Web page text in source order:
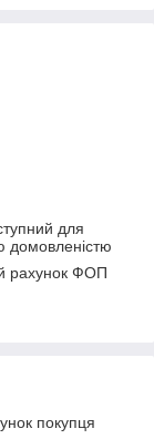
для
домовленістю
рахунок ФОП
покупця